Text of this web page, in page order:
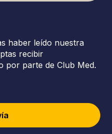
haber leído nuestra
recibir
por parte de Club Med.